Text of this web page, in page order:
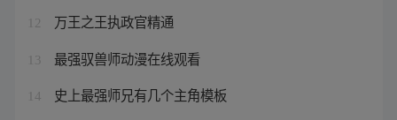
12 万王之王执政官精通
13 最强驭兽师动漫在线观看
14 史上最强师兄有几个主角模板